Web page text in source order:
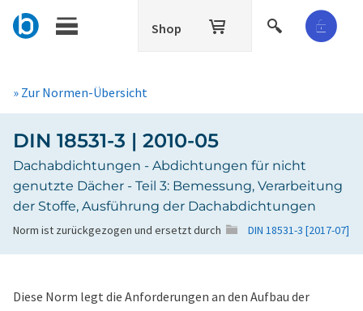
Shop
» Zur Normen-Übersicht
DIN 18531-3 | 2010-05
Dachabdichtungen - Abdichtungen für nicht
genutzte Dächer - Teil 3: Bemessung, Verarbeitung
der Stoffe, Ausführung der Dachabdichtungen
Norm ist zurückgezogen und ersetzt durch DIN 18531-3 [2017-07]
Diese Norm legt die Anforderungen an den Aufbau der